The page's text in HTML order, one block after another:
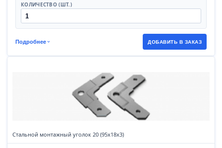
КОЛИЧЕСТВО (ШТ.)
Подробнее ДОБАВИТЬ В ЗАКАЗ
Стальной монтажный уголок 20 (95х18х3)